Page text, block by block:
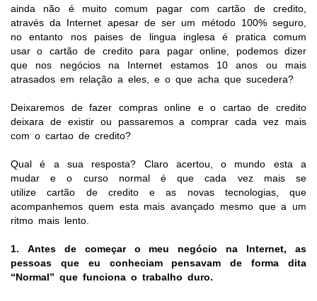
ainda não é muito comum pagar com cartão de credito,
através da Internet apesar de ser um método 100% seguro,
no entanto nos paises de lingua inglesa é pratica comum
usar o cartão de credito para pagar online, podemos dizer
que nos negócios na Internet estamos 10 anos ou mais
atrasados em relação a eles, e o que acha que sucedera?
Deixaremos de fazer compras online e o cartao de credito
deixara de existir ou passaremos a comprar cada vez mais
com o cartao de credito?
Qual é a sua resposta? Claro acertou, o mundo esta a
mudar e o curso normal é que cada vez mais se
utilize cartão de credito e as novas tecnologias, que
acompanhemos quem esta mais avançado mesmo que a um
ritmo mais lento.
1. Antes de começar o meu negócio na Internet, as
pessoas que eu conheciam pensavam de forma dita
“Normal” que funciona o trabalho duro.